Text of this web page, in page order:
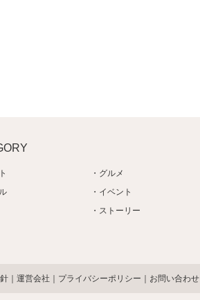
グルメ
イベント
ストーリー
運営会社 プライバシーポリシー お問い合わせ